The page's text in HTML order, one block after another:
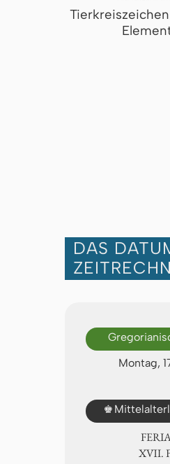
DAS
Montag,
♚
ⅩⅦ.